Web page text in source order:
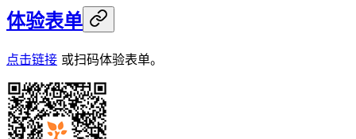
体验表单
点击链接 或扫码体验表单。